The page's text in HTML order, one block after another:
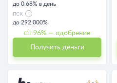
до 0.68% в день
ПСК
до 292.000%
96% — одобрение
Получить деньги